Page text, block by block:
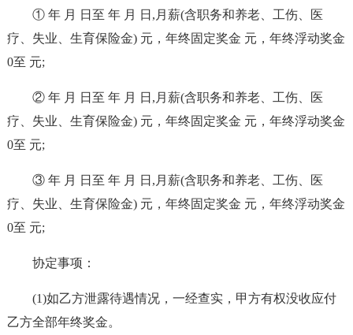
① 年 月 日至 年 月 日,月薪(含职务和养老、工伤、医
疗、失业、生育保险金) 元，年终固定奖金 元，年终浮动奖金
0至 元;
② 年 月 日至 年 月 日,月薪(含职务和养老、工伤、医
疗、失业、生育保险金) 元，年终固定奖金 元，年终浮动奖金
0至 元;
③ 年 月 日至 年 月 日,月薪(含职务和养老、工伤、医
疗、失业、生育保险金) 元，年终固定奖金 元，年终浮动奖金
0至 元;
协定事项：
(1)如乙方泄露待遇情况，一经查实，甲方有权没收应付
乙方全部年终奖金。